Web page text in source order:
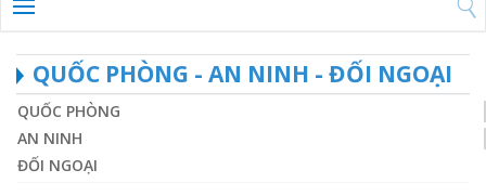
QUỐC PHÒNG - AN NINH - ĐỐI NGOẠI
QUỐC PHÒNG
AN NINH
ĐỐI NGOẠI